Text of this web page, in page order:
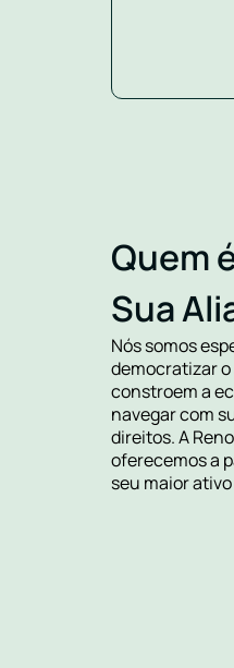
Quem
Sua
Nós somos
democratizar o
constroem a
navegar com
direitos. A
oferecemos a
seu maior